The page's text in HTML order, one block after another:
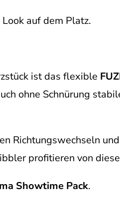
auf dem Platz.
ist das flexible
ohne Schnürung
Richtungswechseln
profitieren von
Showtime Pack.